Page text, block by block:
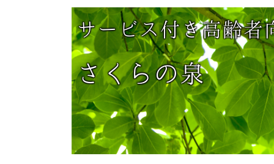
サービス付き高齢者
さくらの泉